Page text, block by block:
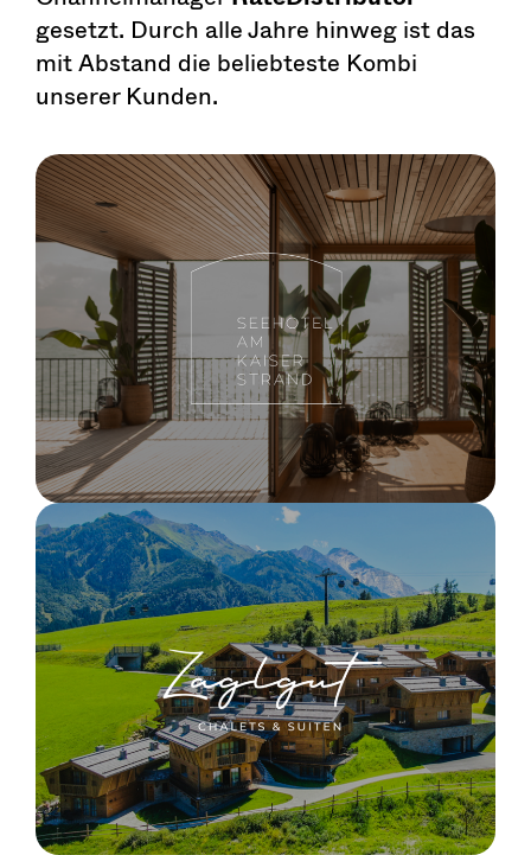
gesetzt. Durch alle Jahre hinweg ist das
mit Abstand die beliebteste Kombi
unserer Kunden.